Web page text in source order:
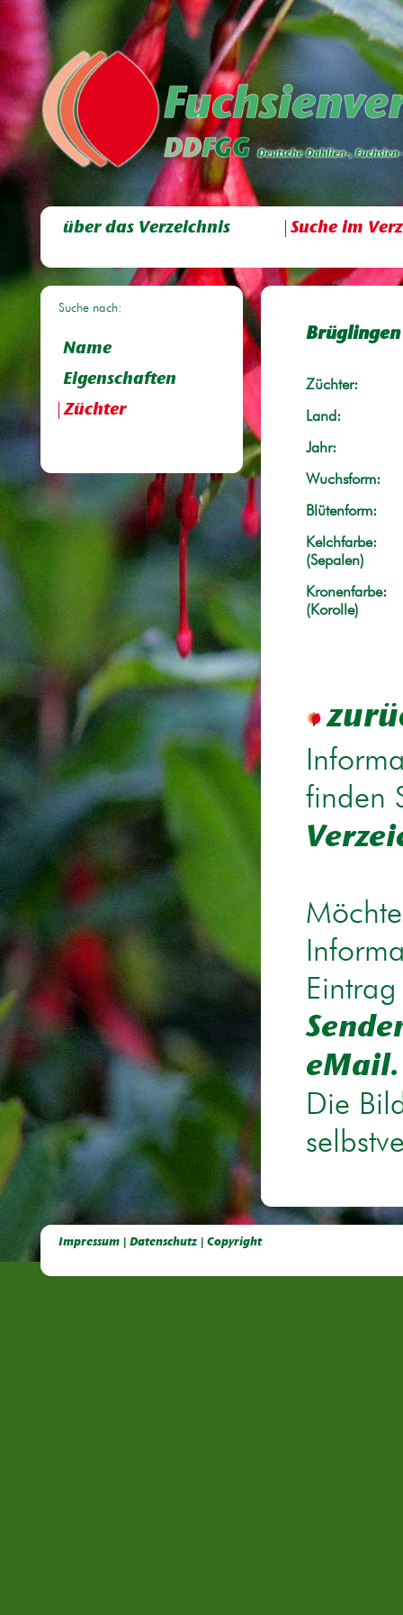
über das Verzeichnis Suche im
Suche nach:
Name
Eigenschaften
Züchter
Brüglingen
Züchter:
Land:
Jahr:
Wuchsform:
Blütenform:
Kelchfarbe:
(Sepalen)
Kronenfarbe:
(Korolle)
finden
eMail.
Die
Impressum | Datenschutz | Copyright